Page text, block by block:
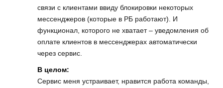
связи с клиентами ввиду блокировки некоторых
мессенджеров (которые в РБ работают). И
функционал, которого не хватает – уведомления об
оплате клиентов в мессенджерах автоматически
через сервис.
В целом:
Сервис меня устраивает, нравится работа команды,